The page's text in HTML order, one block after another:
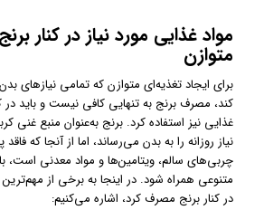
مواد غذایی مورد نیاز در کنار
متوازن
برای ایجاد تغذیه‌ای متوازن که تمامی نیازهای
کند، مصرف برنج به تنهایی کافی نیست و باید در
غذایی نیز استفاده کرد. برنج به‌عنوان منبع غنی
نیاز روزانه را به بدن می‌رساند، اما از آنجا که فاقد
چربی‌های سالم، ویتامین‌ها و مواد معدنی است،
متنوعی همراه شود. در اینجا به برخی از
در کنار برنج مصرف کرد، اشاره می‌کنیم: